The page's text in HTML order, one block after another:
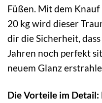
Füßen. Mit dem
20 kg wird dieser
dir die Sicherheit,
Jahren noch perfekt
neuem Glanz
Die Vorteile im Detail: